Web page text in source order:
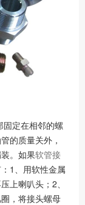
定在相邻的螺
的质量关外，
。如果软管接
1、用软性金属
上喇叭头；2、
，将接头螺母